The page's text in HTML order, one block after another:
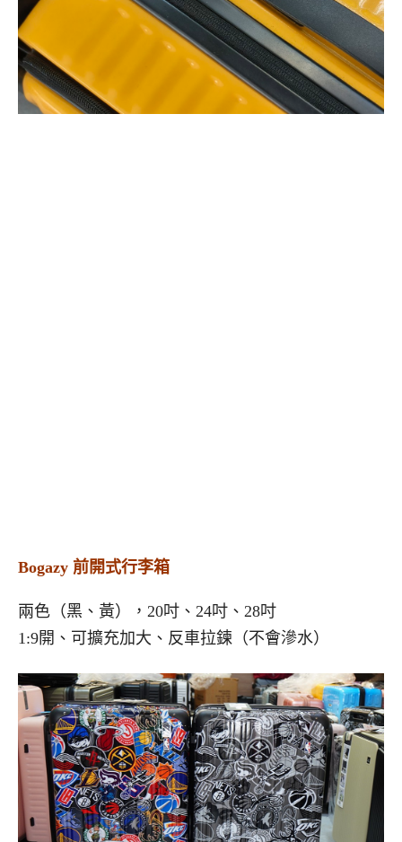
Bogazy 前開式行李箱
兩色（黑、黃），20吋、24吋、28吋
1:9開、可擴充加大、反車拉鍊（不會滲水）